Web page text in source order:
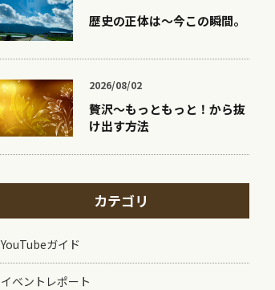
歴史の正体は〜今この瞬間。
2026/08/02
贅沢〜もっともっと！から抜
け出す方法
カテゴリ
YouTubeガイド
イベントレポート